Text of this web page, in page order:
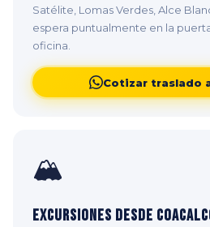
Satélite, Lomas Verdes, Alce
espera puntualmente en la
oficina.
Cotizar traslado
🏔️
Excursiones desde